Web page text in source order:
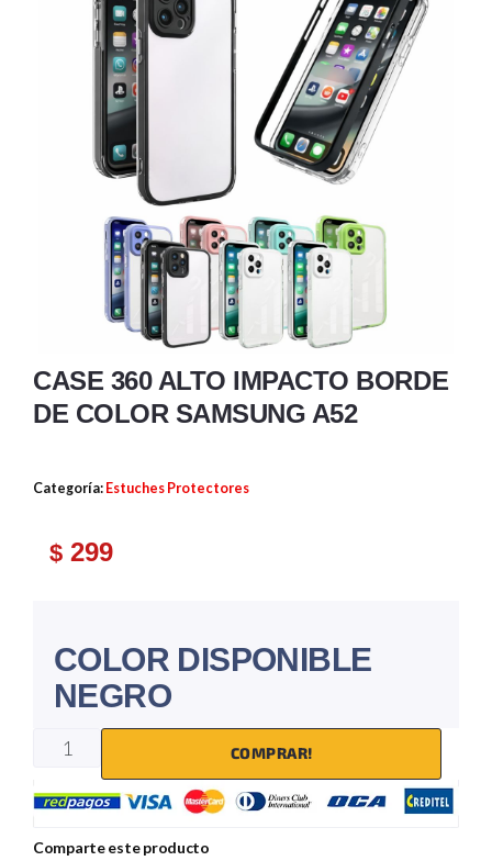
CASE 360 ALTO IMPACTO BORDE
DE COLOR SAMSUNG A52
Categoría: Estuches Protectores
$ 299
COLOR DISPONIBLE
NEGRO
COMPRAR!
Comparte este producto